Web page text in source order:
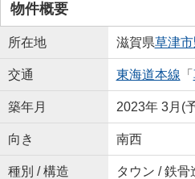
物件概要
所在地 滋賀県草津市
交通 東海道本線 「
築年月 2023年 3月(
向き 南西
種別 / 構造 タウン / 鉄骨